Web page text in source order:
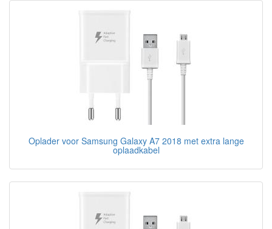
Oplader voor Samsung Galaxy A7 2018 met extra lange
oplaadkabel